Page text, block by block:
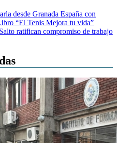
desde Granada España con
“El Tenis Mejora tu vida”
ratifican compromiso de trabajo